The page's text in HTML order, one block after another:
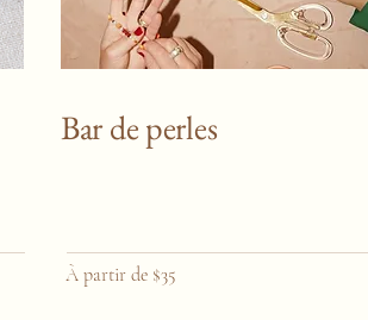
Bar de perles
À partir de $35